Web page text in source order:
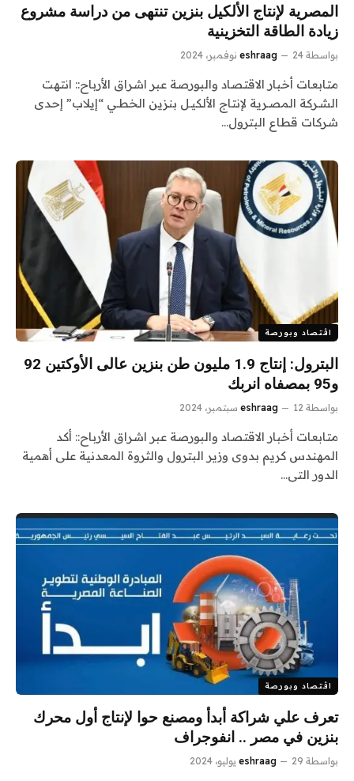
المصرية لإنتاج الألكيل بنزين تنتهى من دراسة مشروع
زيادة الطاقة التخزينية
بواسطة eshraag 24 نوفمبر، 2024
متابعات أخبار الاقتصاد والبورصة عبر اشراق الأرباح:: انتهت
الشـركة المصـرية لإنتاج الألكيـل بنزين الخطـي “إيلاب” إحدى
شركات قطاع البترول…
اقتصاد وبورصة
البترول: إنتاج 1.9 مليون طن بنزين عالى الأوكتين 92
و95 بمصفاه انربك
بواسطة eshraag 12 سبتمبر، 2024
متابعات أخبار الاقتصاد والبورصة عبر اشراق الأرباح:: أكد
المهندس كريم بدوى وزير البترول والثروة المعدنية على أهمية
الدور التى…
اقتصاد وبورصة
تعرف علي شراكة أبدأ ومصنع حوا لإنتاج أول محرك
بنزين في مصر .. انفوجراف
بواسطة eshraag 29 يوليو، 2024